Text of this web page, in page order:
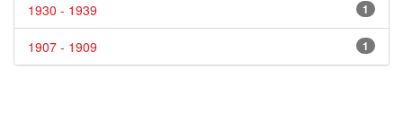
1
1930 - 1939
1
1907 - 1909